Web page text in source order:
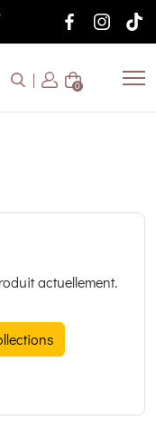
0
actuellement.